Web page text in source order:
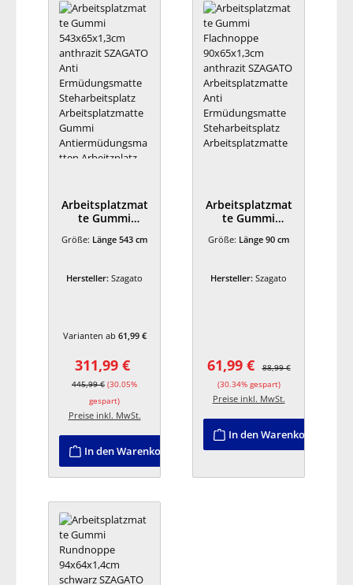
Arbeitsplatzmat
te Gummi
anthrazit
e
Antiermüdungs
Arbeitzplatz
Größe: Länge 543 cm
Hersteller: Szagato
Varianten ab 61,99 €
Verkaufspreis:
311,99 €
445,99 € (30.05%
gespart)
Preise inkl. MwSt.
In den Warenkorb
Arbeitsplatzmat
te Gummi
90x65x1,3cm
Arbeitsplatzmat
te
Größe: Länge 90 cm
Hersteller: Szagato
Verkaufspreis:
61,99 € Regulärer Preis:
88,99 €
(30.34% gespart)
Preise inkl. MwSt.
In den Warenkorb